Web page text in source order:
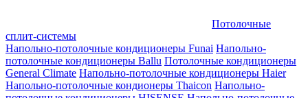
Потолочные
сплит-системы
Напольно-потолочные кондиционеры Funai Напольно-
потолочные кондиционеры Ballu Потолочные кондиционеры
General Climate Напольно-потолочные кондиционеры Haier
Напольно-потолочные кондионеры Thaicon Напольно-